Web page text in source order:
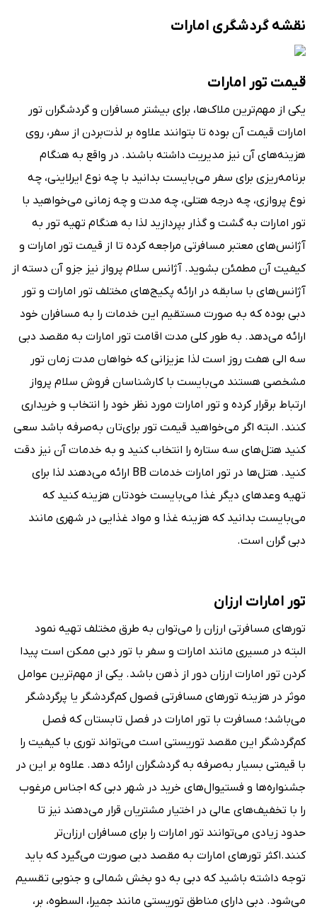
نقشه گردشگری امارات
قیمت تور امارات
یکی از مهم‌ترین ملاک‌ها، برای بیشتر مسافران و گردشگران تور
امارات قیمت آن بوده تا بتوانند علاوه بر لذت‌بردن از سفر، روی
هزینه‌های آن نیز مدیریت داشته باشند. در واقع به هنگام
برنامه‌ریزی برای سفر می‌بایست بدانید با چه نوع ایرلاینی، چه
نوع پروازی، چه درجه هتلی، چه مدت و چه زمانی می‌خواهید با
تور امارات به گشت و گذار بپردازید لذا به هنگام تهیه تور به
آژانس‌های معتبر مسافرتی مراجعه کرده تا از قیمت تور امارات و
کیفیت آن مطمئن بشوید. آژانس سلام پرواز نیز جزو آن دسته از
آژانس‌های با سابقه در ارائه پکیج‌های مختلف تور امارات و تور
دبی بوده که به صورت مستقیم این خدمات را به مسافران خود
ارائه می‌دهد. به طور کلی مدت اقامت تور امارات به مقصد دبی
سه الی هفت روز است لذا عزیزانی که خواهان مدت زمان تور
مشخصی هستند می‌بایست با کارشناسان فروش سلام پرواز
ارتباط برقرار کرده و تور امارات مورد نظر خود را انتخاب و خریداری
کنند. البته اگر می‌خواهید قیمت تور برای‌تان به‌صرفه باشد سعی
کنید هتل‌های سه ستاره را انتخاب کنید و به خدمات آن نیز دقت
کنید. هتل‌ها در تور امارات خدمات BB ارائه می‌دهند لذا برای
تهیه وعدهای دیگر غذا می‌بایست خودتان هزینه کنید که
می‌بایست بدانید که هزینه غذا و مواد غذایی در شهری مانند
دبی گران است.
تور امارات ارزان
تورهای مسافرتی ارزان را می‌توان به طرق مختلف تهیه نمود
البته در مسیری مانند امارات و سفر با تور دبی ممکن است پیدا
کردن تور امارات ارزان دور از ذهن باشد. یکی از مهم‌ترین عوامل
موثر در هزینه تورهای مسافرتی فصول کم‌گردشگر یا پرگردشگر
می‌باشد؛ مسافرت با تور امارات در فصل تابستان که فصل
کم‌گردشگر این مقصد توریستی است می‌تواند توری با کیفیت را
با قیمتی بسیار به‌صرفه به گردشگران ارائه دهد. علاوه بر این در
جشنواره‌ها و فستیوال‌های خرید در شهر دبی که اجناس مرغوب
را با تخفیف‌های عالی در اختیار مشتریان قرار می‌دهند نیز تا
حدود زیادی می‌توانند تور امارات را برای مسافران ارزان‌تر
کنند.اکثر تورهای امارات به مقصد دبی صورت می‌گیرد که باید
توجه داشته باشید که دبی به دو بخش شمالی و جنوبی تقسیم
می‌شود. دبی دارای مناطق توریستی مانند جمیرا، السطوه، بر،